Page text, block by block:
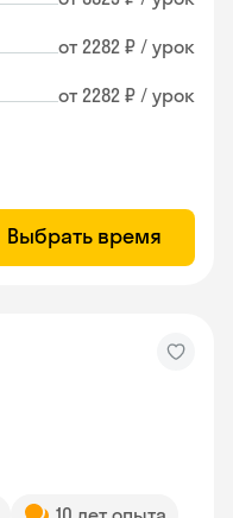
от 2282 ₽ / урок
от 2282 ₽ / урок
Выбрать время